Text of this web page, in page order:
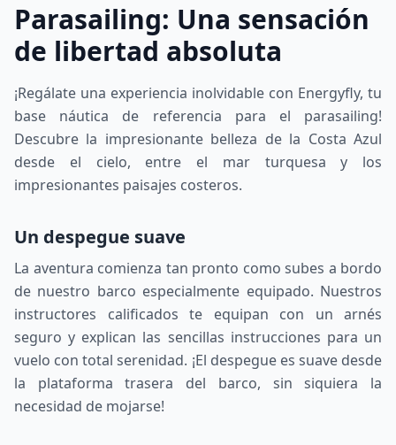
Parasailing: Una sensación
de libertad absoluta
¡Regálate una experiencia inolvidable con Energyfly, tu
base náutica de referencia para el parasailing!
Descubre la impresionante belleza de la Costa Azul
desde el cielo, entre el mar turquesa y los
impresionantes paisajes costeros.
Un despegue suave
La aventura comienza tan pronto como subes a bordo
de nuestro barco especialmente equipado. Nuestros
instructores calificados te equipan con un arnés
seguro y explican las sencillas instrucciones para un
vuelo con total serenidad. ¡El despegue es suave desde
la plataforma trasera del barco, sin siquiera la
necesidad de mojarse!